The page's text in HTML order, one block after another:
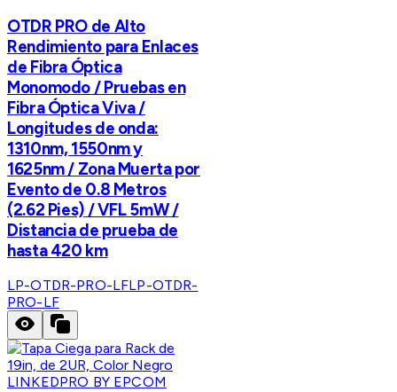
OTDR PRO de Alto
Rendimiento para Enlaces
de Fibra Óptica
Monomodo / Pruebas en
Fibra Óptica Viva /
Longitudes de onda:
1310nm, 1550nm y
1625nm / Zona Muerta por
Evento de 0.8 Metros
(2.62 Pies) / VFL 5mW /
Distancia de prueba de
hasta 420 km
LP-OTDR-PRO-LFLP-OTDR-
PRO-LF
LINKEDPRO BY EPCOM